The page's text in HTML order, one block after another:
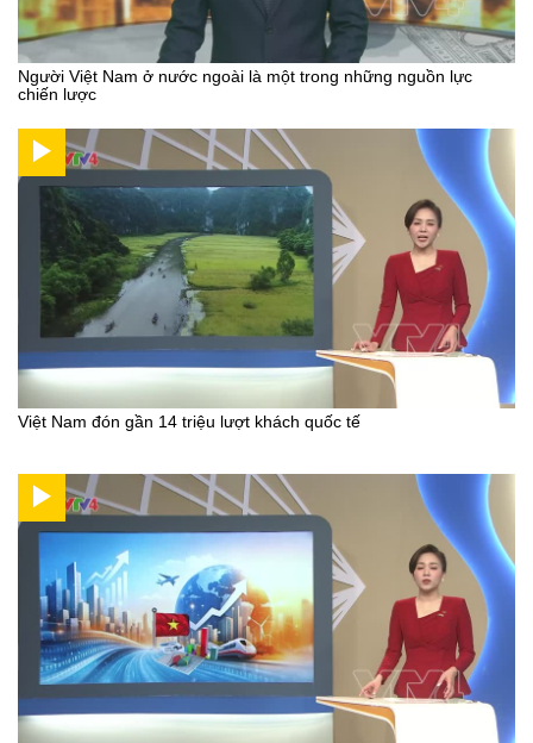
Người Việt Nam ở nước ngoài là một trong những nguồn lực
chiến lược
Việt Nam đón gần 14 triệu lượt khách quốc tế